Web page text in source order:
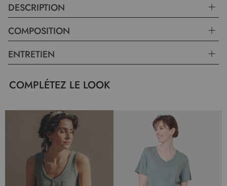
DESCRIPTION
COMPOSITION
ENTRETIEN
COMPLÉTEZ LE LOOK